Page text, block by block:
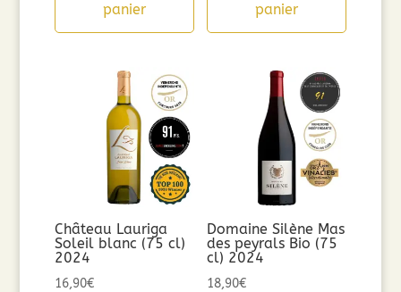
panier
panier
Château Lauriga
Soleil blanc (75 cl)
2024
16,90€
Domaine Silène Mas
des peyrals Bio (75
cl) 2024
18,90€